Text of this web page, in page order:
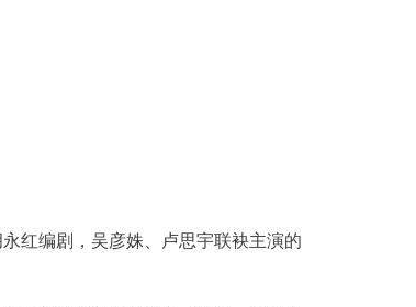
红编剧，吴彦姝、卢思宇联袂主演的